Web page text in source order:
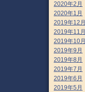
2020年2月
2020年1月
2019年12月
2019年11月
2019年10月
2019年9月
2019年8月
2019年7月
2019年6月
2019年5月